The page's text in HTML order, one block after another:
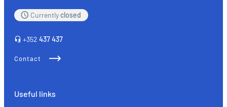
Currentlyclosed
+352 437 437
Contact
Useful links